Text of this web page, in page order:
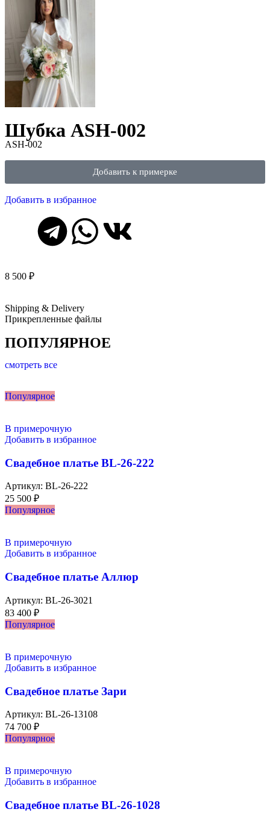
Шубка ASH-002
ASH-002
Добавить к примерке
Добавить в избранное
8 500 ₽
Shipping & Delivery
Прикрепленные файлы
ПОПУЛЯРНОЕ
смотреть все
Популярное
В примерочную
Добавить в избранное
Свадебное платье BL-26-222
Артикул: BL-26-222
25 500 ₽
Популярное
В примерочную
Добавить в избранное
Свадебное платье Аллюр
Артикул: BL-26-3021
83 400 ₽
Популярное
В примерочную
Добавить в избранное
Свадебное платье Зари
Артикул: BL-26-13108
74 700 ₽
Популярное
В примерочную
Добавить в избранное
Свадебное платье BL-26-1028